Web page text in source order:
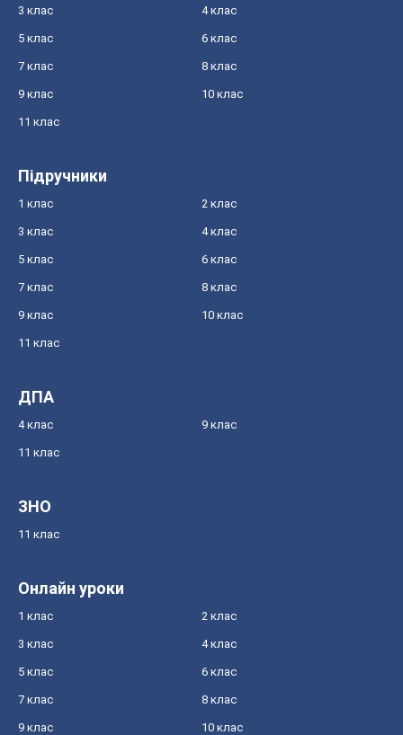
3 клас 4 клас
5 клас 6 клас
7 клас 8 клас
9 клас 10 клас
11 клас
Підручники
1 клас 2 клас
3 клас 4 клас
5 клас 6 клас
7 клас 8 клас
9 клас 10 клас
11 клас
ДПА
4 клас 9 клас
11 клас
ЗНО
11 клас
Онлайн уроки
1 клас 2 клас
3 клас 4 клас
5 клас 6 клас
7 клас 8 клас
9 клас 10 клас